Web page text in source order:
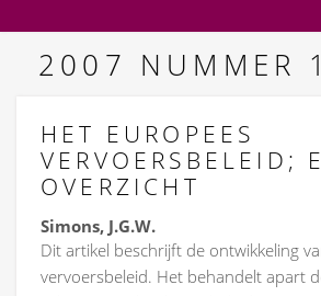
2007 NUMMER 1
HET EUROPEES
VERVOERSBELEID;
OVERZICHT
Simons, J.G.W.
Dit artikel beschrijft de ontwikkeling
vervoersbeleid. Het behandelt apart